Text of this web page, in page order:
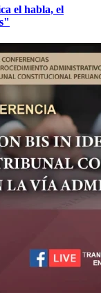
el habla, el